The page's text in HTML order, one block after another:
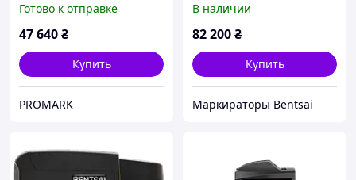
Новые Возможности для
Эффективной Печати, 1
Готово к отправке
47 640₴
Купить
PROMARK
(100 мм)
В наличии
82 200₴
Купить
Маркираторы Bentsai